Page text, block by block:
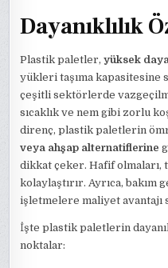
Dayanıklılık
Plastik paletler,yüksek
yükleri taşıma kapasitesine
çeşitli sektörlerde
sıcaklık ve nem gibi zorlu
direnç, plastik paletlerin
veya ahşap alternatiflerine
dikkat çeker. Hafif olmaları,
kolaylaştırır. Ayrıca, bakım
işletmelere maliyet avantajı
İşte plastik paletlerin
noktalar: